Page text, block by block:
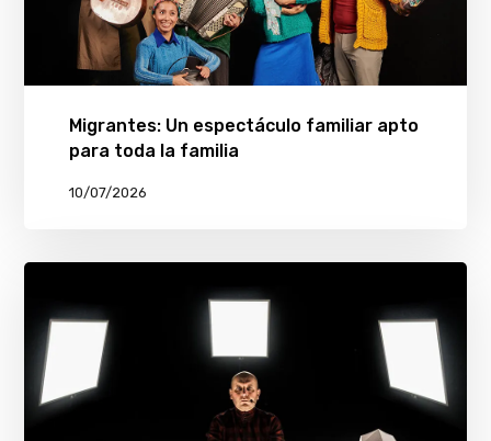
Migrantes: Un espectáculo familiar apto
para toda la familia
10/07/2026